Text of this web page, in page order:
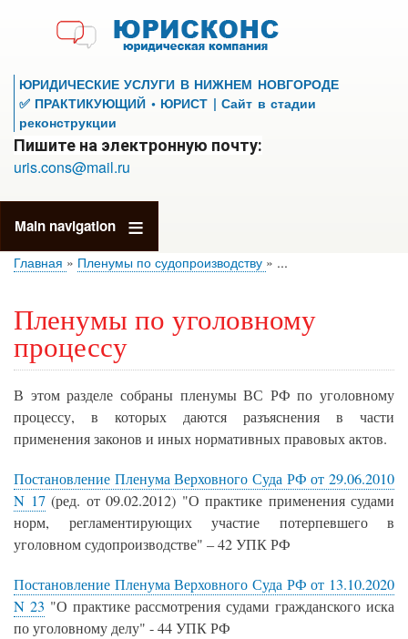
к
основному
содержанию
ЮРИДИЧЕСКИЕ УСЛУГИ В НИЖНЕМ НОВГОРОДЕ
✅ ПРАКТИКУЮЩИЙ • ЮРИСТ | Сайт в стадии
реконструкции
Пишите на электронную почту:
uris.cons@mail.ru
Main navigation
Главная Пленумы по судопроизводству ...
Пленумы по уголовному
процессу
В этом разделе собраны пленумы ВС РФ по уголовному
процессу, в которых даются разъяснения в части
применения законов и иных нормативных правовых актов.
Постановление Пленума Верховного Суда РФ от 29.06.2010
N 17(ред. от 09.02.2012) "О практике применения судами
норм, регламентирующих участие потерпевшего в
уголовном судопроизводстве" – 42 УПК РФ
Постановление Пленума Верховного Суда РФ от 13.10.2020
N 23 "О практике рассмотрения судами гражданского иска
по уголовному делу" - 44 УПК РФ